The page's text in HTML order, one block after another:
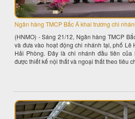
Ngân hàng TMCP Bắc Á khai trương chi
(HNMO) - Sáng 21/12, Ngân hàng TMCP
và đưa vào hoạt động chi nhánh tại, phố Lê
Hải Phòng. Đây là chi nhánh đầu tiên của
được thiết kế nội thất và ngoại thất theo tiêu